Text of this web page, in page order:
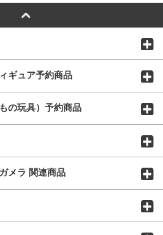
ギュア予約商品
の玩具）予約商品
メラ 関連商品